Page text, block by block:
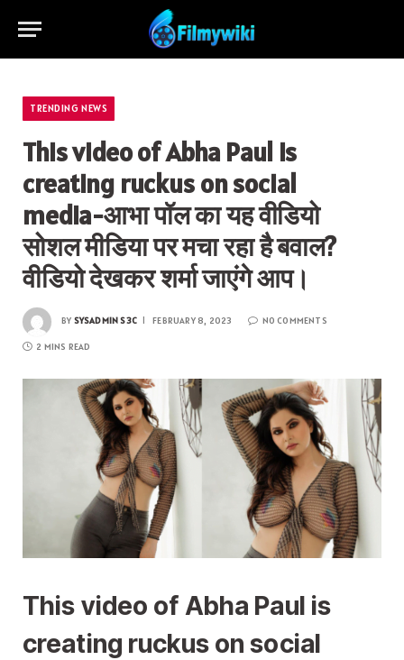
TRENDING NEWS
This video of Abha Paul is
creating ruckus on social
media-आभा पॉल का यह वीडियो
सोशल मीडिया पर मचा रहा है बवाल?
वीडियो देखकर शर्मा जाएंगे आप।
BY SYSADMIN S3C FEBRUARY 8, 2023 NO COMMENTS
2 MINS READ
This video of Abha Paul is
creating ruckus on social